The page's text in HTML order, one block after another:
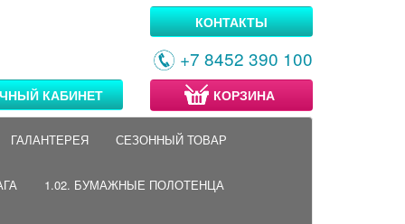
КОНТАКТЫ
+7 8452 390 100
КАБИНЕТ КОРЗИНА
ГАЛАНТЕРЕЯ СЕЗОННЫЙ ТОВАР
1.02. БУМАЖНЫЕ ПОЛОТЕНЦА